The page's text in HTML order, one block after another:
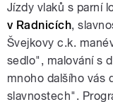
Jízdy vlaků s parní
v Radnicích,
Švejkovy c.k.
sedlo", malování s
mnoho dalšího vás
slavnostech".